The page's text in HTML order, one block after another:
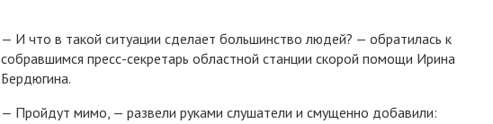
— И что в такой ситуации сделает большинство людей? — обратилась к
собравшимся пресс-секретарь областной станции скорой помощи Ирина
Бердюгина.
— Пройдут мимо, — развели руками слушатели и смущенно добавили: